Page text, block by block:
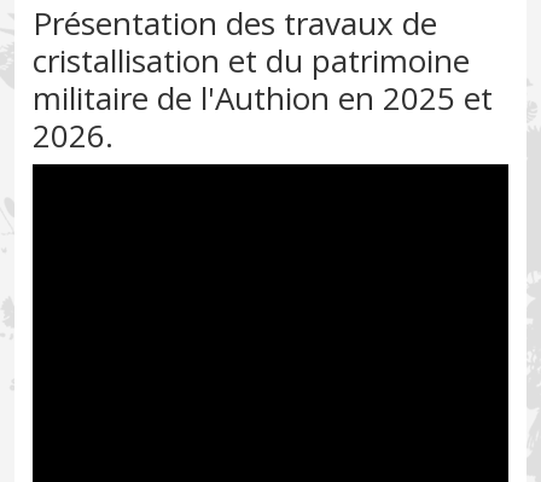
Présentation des travaux de
cristallisation et du patrimoine
militaire de l'Authion en 2025 et
2026.